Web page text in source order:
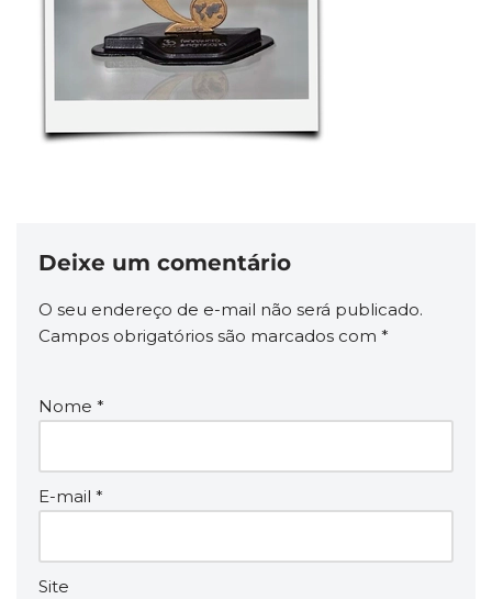
Deixe um comentário
O seu endereço de e-mail não será publicado.
Campos obrigatórios são marcados com *
Nome *
E-mail *
Site